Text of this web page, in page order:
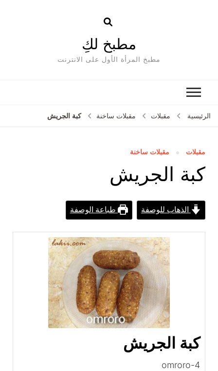
مطبخ لكِ
مطبخ المرأة الأول على الانترنت
الرئيسية مقبلات مقبلات ساخنة كبة الجريش
مقبلات مقبلات ساخنة
كبة الجريش
الذهاب للوصفة طباعة الوصفة
كبة الجريش
omroro-4